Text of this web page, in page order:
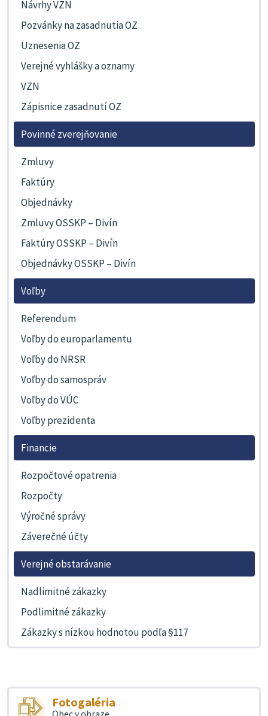
Návrhy VZN
Pozvánky na zasadnutia OZ
Uznesenia OZ
Verejné vyhlášky a oznamy
VZN
Zápisnice zasadnutí OZ
Povinné zverejňovanie
Zmluvy
Faktúry
Objednávky
Zmluvy OSSKP – Divín
Faktúry OSSKP – Divín
Objednávky OSSKP – Divín
Voľby
Referendum
Voľby do europarlamentu
Voľby do NRSR
Voľby do samospráv
Voľby do VÚC
Voľby prezidenta
Financie
Rozpočtové opatrenia
Rozpočty
Výročné správy
Záverečné účty
Verejné obstarávanie
Nadlimitné zákazky
Podlimitné zákazky
Zákazky s nízkou hodnotou podľa §117
Fotogaléria
Obec v obraze